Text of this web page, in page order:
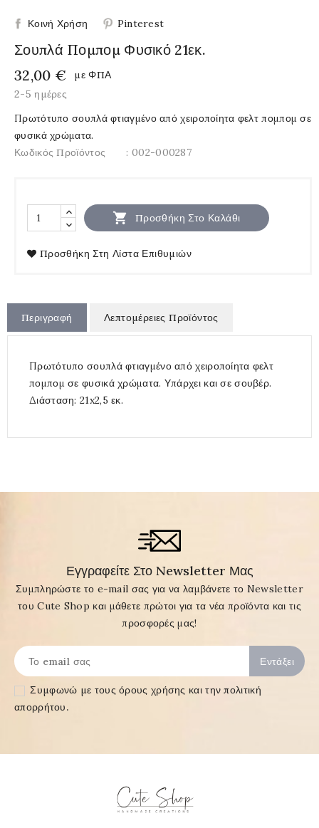
Κοινή Χρήση Pinterest
Σουπλά Πομπομ Φυσικό 21εκ.
32,00 €
με ΦΠΑ
2-5 ημέρες
Πρωτότυπο σουπλά φτιαγμένο από χειροποίητα φελτ πομπομ σε
φυσικά χρώματα.
Κωδικός Προϊόντος
: 002-000287
 Προσθήκη Στο Καλάθι
Προσθήκη Στη Λίστα Επιθυμιών
Περιγραφή Λεπτομέρειες Προϊόντος
Πρωτότυπο σουπλά φτιαγμένο από χειροποίητα φελτ
πομπομ σε φυσικά χρώματα. Υπάρχει και σε σουβέρ.
Διάσταση: 21x2,5 εκ.
Εγγραφείτε Στο Newsletter Μας
Συμπληρώστε το e-mail σας για να λαμβάνετε το Newsletter
του Cute Shop και μάθετε πρώτοι για τα νέα προϊόντα και τις
προσφορές μας!
Συμφωνώ με τουςόρους χρήσης και την πολιτική
απορρήτου.